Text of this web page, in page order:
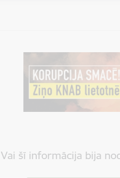
Vai šī informācija bija